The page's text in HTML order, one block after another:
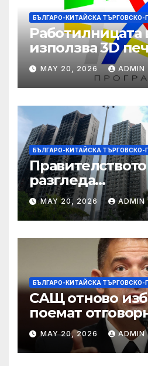
БЪЛГАРО-КИТАЙСКА
Работилницата
използва 3D
даде
работниците с
MAY 20, 2026 ADMIN
БЪЛГАРО-КИТАЙСКА
разгледа
претенции на
Court по план
изкупуване: Хоп
MAY 20, 2026 ADMIN
БЪЛГАРО-КИТАЙСКА
САЩ отново
поемат
нападението в
Иран, при което
155 души
MAY 20, 2026 ADMIN